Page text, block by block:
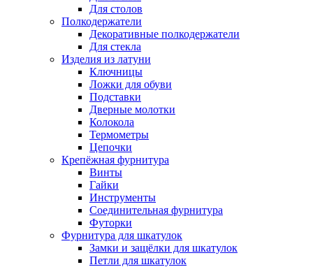
Для столов
Полкодержатели
Декоративные полкодержатели
Для стекла
Изделия из латуни
Ключницы
Ложки для обуви
Подставки
Дверные молотки
Колокола
Термометры
Цепочки
Крепёжная фурнитура
Винты
Гайки
Инструменты
Соединительная фурнитура
Футорки
Фурнитура для шкатулок
Замки и защёлки для шкатулок
Петли для шкатулок